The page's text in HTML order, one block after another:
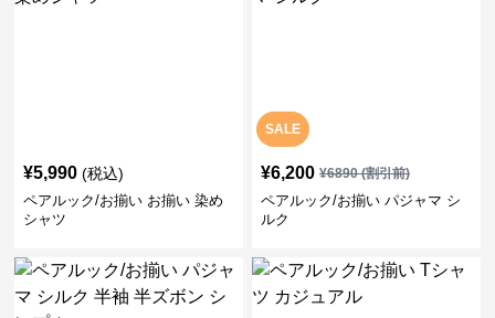
¥5,990 (税込)
ペアルック/お揃い お揃い 染め
シャツ
SALE
¥6,200 ¥6890(割引前)
ペアルック/お揃い パジャマ シ
ルク